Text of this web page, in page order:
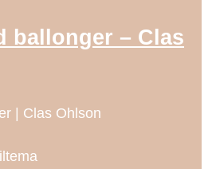
ballonger – Clas
| Clas Ohlson